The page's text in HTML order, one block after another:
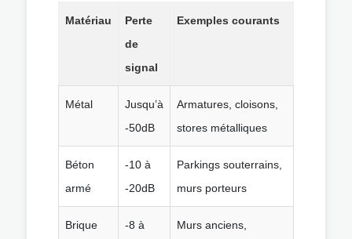
Matériau
Perte
de
signal
Exemples courants
Métal
Jusqu’à
-50dB
Armatures, cloisons,
stores métalliques
Béton
armé
-10 à
-20dB
Parkings souterrains,
murs porteurs
Brique
-8 à
Murs anciens,